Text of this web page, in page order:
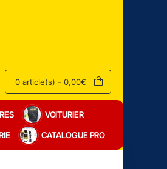
0 article(s) - 0,00€
VOITURIER
CATALOGUE PRO